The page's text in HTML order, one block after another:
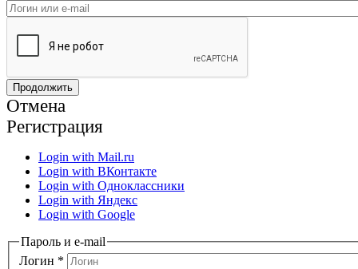
Отмена
Регистрация
Login with Mail.ru
Login with ВКонтакте
Login with Одноклассники
Login with Яндекс
Login with Google
Пароль и e-mail
Логин *